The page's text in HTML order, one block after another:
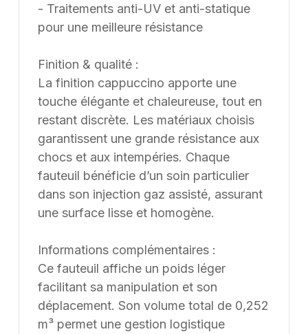
- Traitements anti-UV et anti-statique
pour une meilleure résistance
Finition & qualité :
La finition cappuccino apporte une
touche élégante et chaleureuse, tout en
restant discrète. Les matériaux choisis
garantissent une grande résistance aux
chocs et aux intempéries. Chaque
fauteuil bénéficie d’un soin particulier
dans son injection gaz assisté, assurant
une surface lisse et homogène.
Informations complémentaires :
Ce fauteuil affiche un poids léger
facilitant sa manipulation et son
déplacement. Son volume total de 0,252
m³ permet une gestion logistique